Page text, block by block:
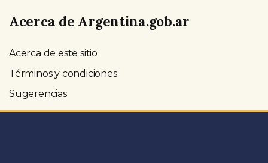
Acerca de Argentina.gob.ar
Acerca de este sitio
Términos y condiciones
Sugerencias